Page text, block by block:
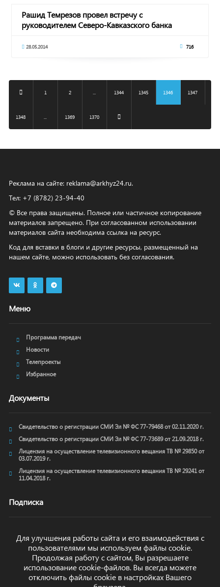
Рашид Темрезов провел встречу с
руководителем Северо-Кавказского банка
28.05.2014 716
1 2 1344 1345 1346 1347
1348 1369 1370
Реклама на сайте: reklama@arkhyz24.ru.
Тел: +7 (8782) 23‑94‑40
© Все права защищены. Полное или частичное копирование
материалов запрещено. При согласованном использовании
материалов сайта необходима ссылка на ресурс.
Код для вставки в блоги и другие ресурсы, размещенный на
нашем сайте, можно использовать без согласования.
Меню
Программа передач
Новости
Телепроекты
Избранное
Документы
Свидетельство о регистрации СМИ Эл № ФС 77-79468 от 02.11.2020 г.
Свидетельство о регистрации СМИ Эл № ФС 77-73689 от 21.09.2018 г.
Лицензия на осуществление телевизионного вещания ТВ № 29850 от
03.07.2019 г.
Лицензия на осуществление телевизионного вещания ТВ № 29241 от
11.04.2018 г.
Подписка
ОТПРАВИТЬ
Для улучшения работы сайта и его взаимодействия с
пользователями мы используем файлы cookie.
Продолжая работу с сайтом, Вы разрешаете
использование cookie-файлов. Вы всегда можете
отключить файлы cookie в настройках Вашего